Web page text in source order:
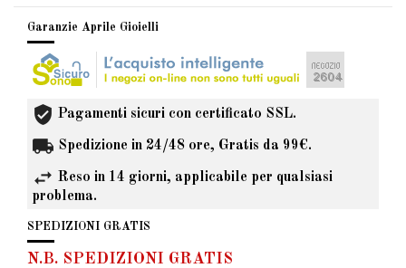
Garanzie Aprile Gioielli
Pagamenti sicuri con certificato SSL.
Spedizione in 24/48 ore, Gratis da 99€.
Reso in 14 giorni, applicabile per qualsiasi
problema.
SPEDIZIONI GRATIS
N.B. SPEDIZIONI GRATIS